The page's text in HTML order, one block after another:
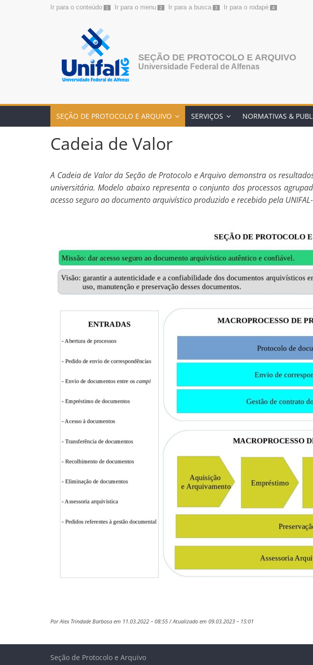
Ir para o conteúdo 1 Ir para o menu 2 Ir para a busca 3 Ir para o rodapé 4
SEÇÃO DE PROTOCOLO E ARQUIVO
Universidade Federal de Alfenas
SEÇÃO DE PROTOCOLO E ARQUIVO SERVIÇOS NORMATIVAS &
Cadeia de Valor
A Cadeia de Valor da Seção de Protocolo e Arquivo demonstra os
universitária. Modelo abaixo representa o conjunto dos processos
acesso seguro ao documento arquivístico produzido e recebido pela
Por Alex Trindade Barbosa em 11.03.2022 – 08:55 / Atualizado em 09.03.2023 – 15:01
Seção de Protocolo e Arquivo